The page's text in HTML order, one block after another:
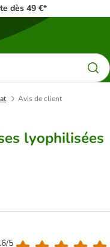
dès 49 €*
Avis de client
lyophilisées
5